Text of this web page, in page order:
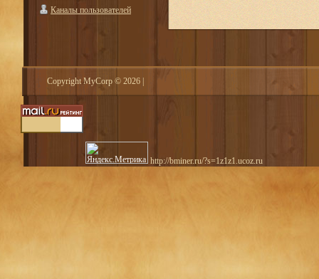
Каналы пользователей
Copyright MyCorp © 2026
http://bminer.ru/?s=1z1z1.ucoz.ru